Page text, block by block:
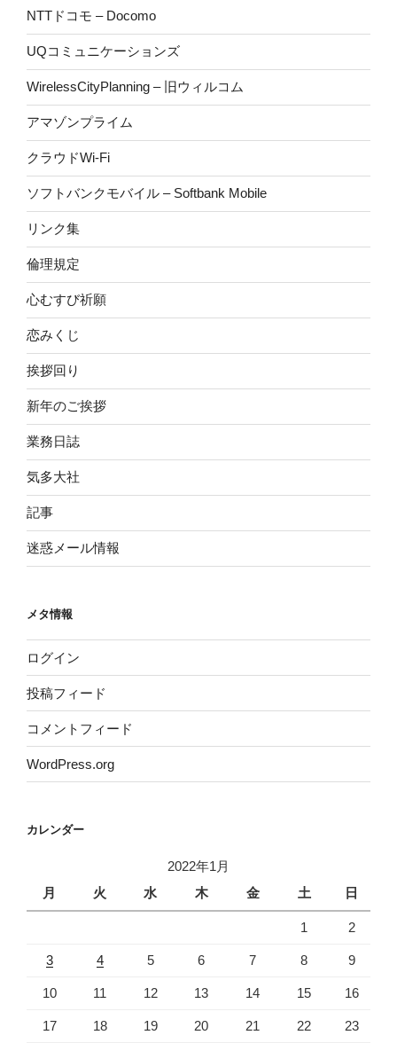
NTTドコモ – Docomo
UQコミュニケーションズ
WirelessCityPlanning – 旧ウィルコム
アマゾンプライム
クラウドWi-Fi
ソフトバンクモバイル – Softbank Mobile
リンク集
倫理規定
心むすび祈願
恋みくじ
挨拶回り
新年のご挨拶
業務日誌
気多大社
記事
迷惑メール情報
メタ情報
ログイン
投稿フィード
コメントフィード
WordPress.org
カレンダー
2022年1月
月
火 水 木 金 土 日
1 2
3 4 5 6 7 8 9
10 11 12 13 14 15 16
17 18 19 20 21 22 23